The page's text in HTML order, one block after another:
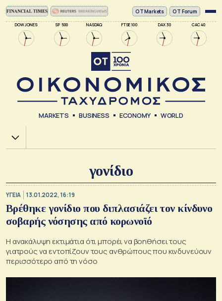
DOW JONES SP 500 NASDAQ FTSE 100 DAX 30 CAC 40
ΟΤ Markets OT Forum
MARKETS BUSINESS ECONOMY WORLD
Χ.Α.
γονίδιο
ΥΓΕΙΑ 13.01.2022, 16:19
Βρέθηκε γονίδιο που διπλασιάζει τον κίνδυνο
σοβαρής νόσησης από κορωνοϊό
Η ανακάλυψη εκτιμάτια ότι μπορέι να βοηθήσει τους
γιατρούς να εντοπίζουν τους ανθρώπους που κινδυνεύουν
περισσότερο από τη νόσο